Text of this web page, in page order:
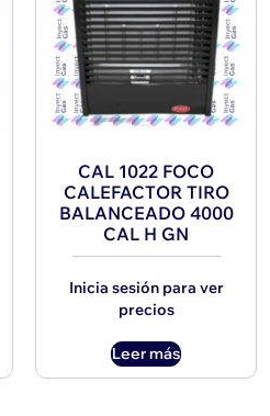
CAL 1022 FOCO
CALEFACTOR TIRO
BALANCEADO 4000
CAL H GN
Inicia sesión para ver
precios
Leer más